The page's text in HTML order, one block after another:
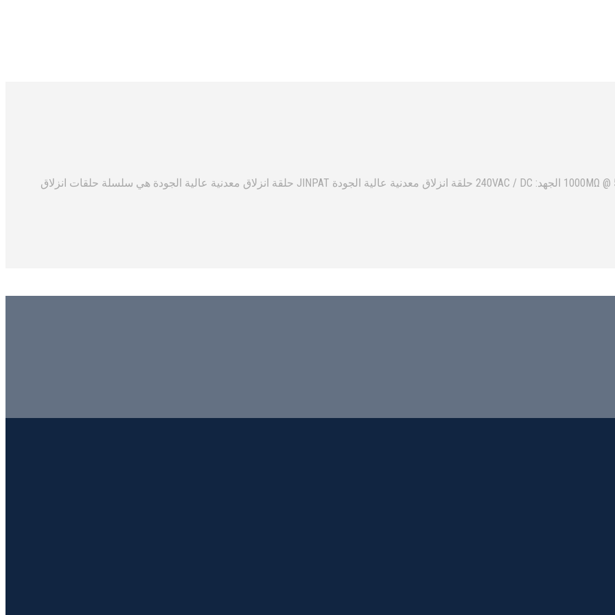
عدد الدوائر: 6-12 التصنيف الحالي: 2A مقاومة العزل: ≥ 1000MΩ @ 500VDC الجهد: 240VAC / DC حلقة انزلاق معدنية عالية الجودة JINPAT حلقة انزلاق معدنية عالية الجودة هي سلسلة حلقات انزلاق